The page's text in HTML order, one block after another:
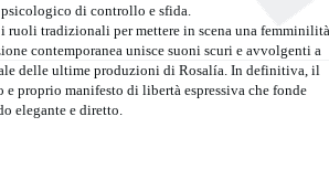
di controllo e sfida.
ruoli tradizionali per mettere in scena una femminilità
contemporanea unisce suoni scuri e avvolgenti a
delle ultime produzioni di Rosalía. In definitiva, il
proprio manifesto di libertà espressiva che fonde
elegante e diretto.